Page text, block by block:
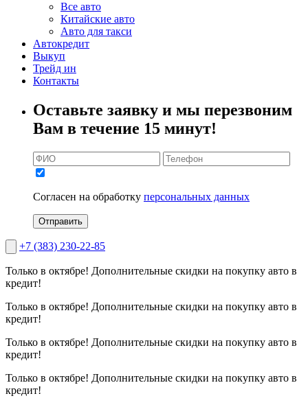
Все авто
Китайские авто
Авто для такси
Автокредит
Выкуп
Трейд ин
Контакты
Оставьте заявку и мы перезвоним
Вам в течение 15 минут!
Согласен на обработку персональных данных
Отправить
+7 (383) 230-22-85
Только в октябре! Дополнительные скидки на покупку авто в
кредит!
Только в октябре! Дополнительные скидки на покупку авто в
кредит!
Только в октябре! Дополнительные скидки на покупку авто в
кредит!
Только в октябре! Дополнительные скидки на покупку авто в
кредит!